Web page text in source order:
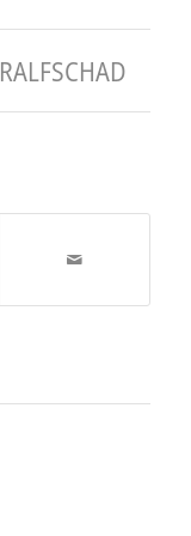
RALFSCHAD